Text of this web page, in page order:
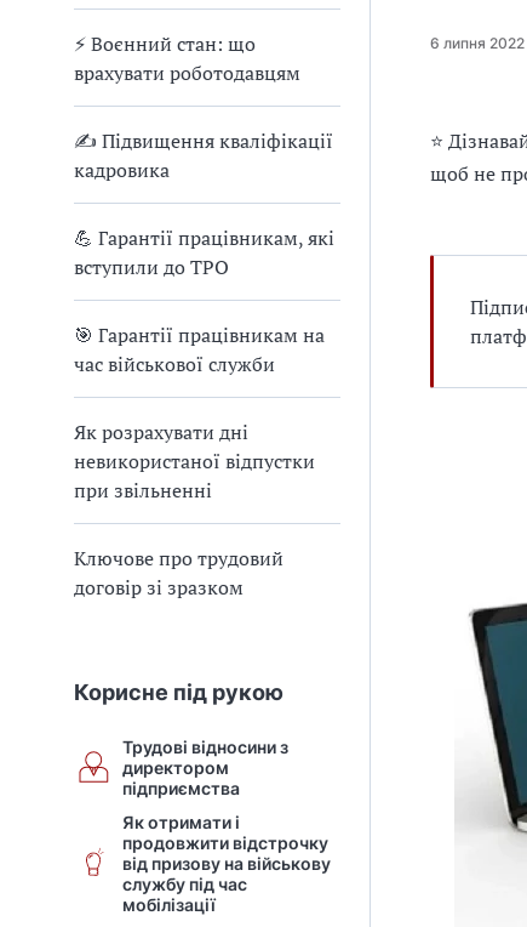
⚡ Воєнний стан: що
врахувати роботодавцям
✍ Підвищення кваліфікації
кадровика
💪 Гарантії працівникам, які
вступили до ТРО
🎯 Гарантії працівникам на
час військової служби
Як розрахувати дні
невикористаної відпустки
при звільненні
Ключове про трудовий
договір зі зразком
Корисне під рукою
Трудові відносини з
директором
підприємства
Як отримати і
продовжити відстрочку
від призову на військову
службу під час
мобілізації
6 липня 2022
⭐
щоб не